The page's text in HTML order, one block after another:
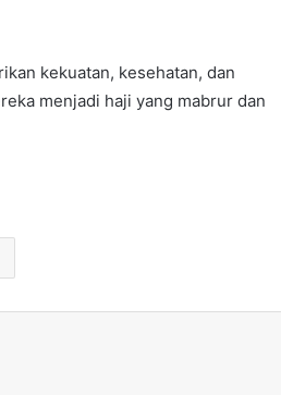
kekuatan, kesehatan, dan
menjadi haji yang mabrur dan